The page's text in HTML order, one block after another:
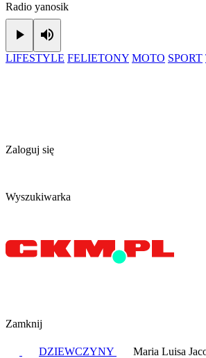
Radio yanosik
Play
LIFESTYLE FELIETONY MOTO SPORT
Zaloguj się
Wyszukiwarka
Zamknij
DZIEWCZYNY Maria Luisa